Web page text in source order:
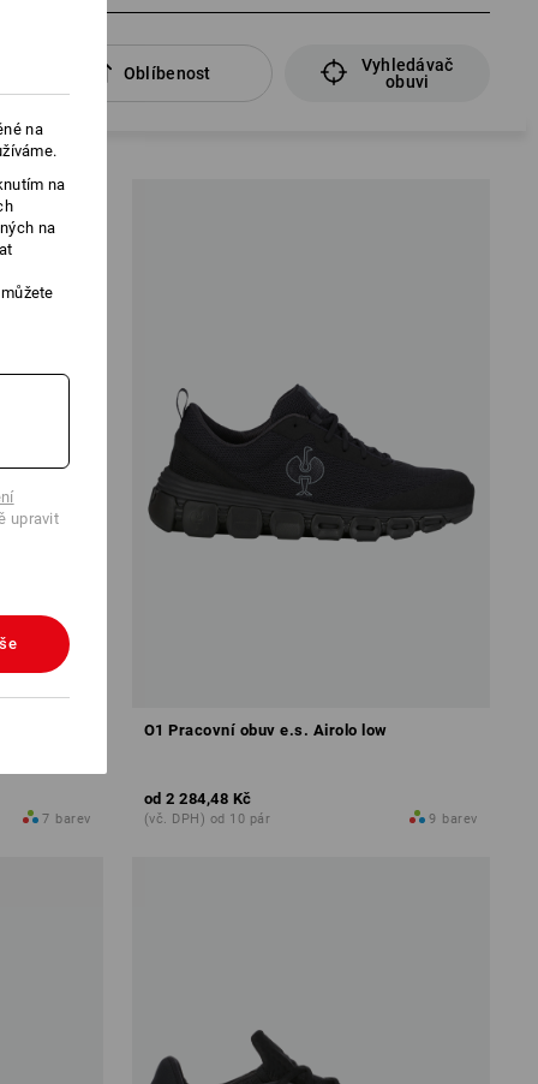
Oblíbenost
Vyhledávač
obuvi
7 barev
O1 Pracovní obuv e.s. Airolo low
od 2 284,48 Kč
(vč. DPH) od 10 pár 9 barev
na
na
na
upravit